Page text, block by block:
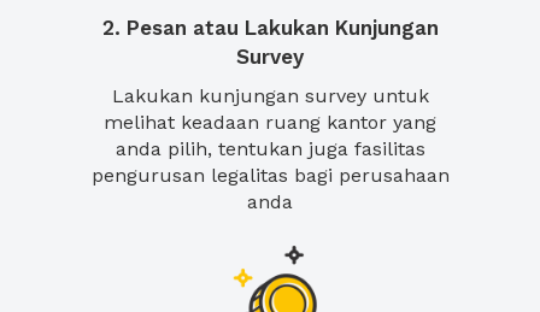
2. Pesan atau Lakukan Kunjungan
Survey
Lakukan kunjungan survey untuk
melihat keadaan ruang kantor yang
anda pilih, tentukan juga fasilitas
pengurusan legalitas bagi perusahaan
anda